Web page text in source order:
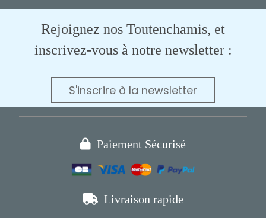
Rejoignez nos Toutenchamis, et
inscrivez-vous à notre newsletter :
S'inscrire à la newsletter
 Paiement Sécurisé
 Livraison rapide